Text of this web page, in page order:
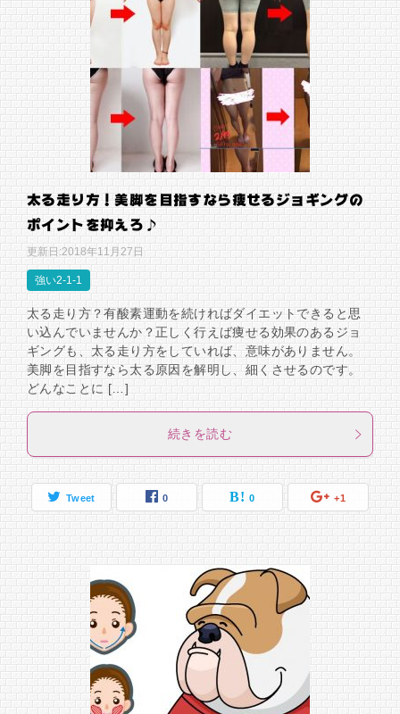
太る走り方！美脚を目指すなら痩せるジョギングの
ポイントを抑えろ♪
更新日:2018年11月27日
強い2-1-1
太る走り方？有酸素運動を続ければダイエットできると思
い込んでいませんか？正しく行えば痩せる効果のあるジョ
ギングも、太る走り方をしていれば、意味がありません。
美脚を目指すなら太る原因を解明し、細くさせるのです。
どんなことに […]
続きを読む
Tweet 0 0 +1